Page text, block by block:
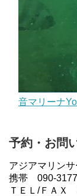
音マリーナ
予約・お問
アジアマリン
携帯 090-
ＴＥＬ/ＦＡＸ